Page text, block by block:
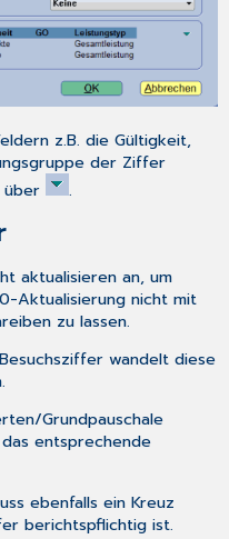
z.B. die Gültigkeit,
der Ziffer
über
.
aktualisierenan, um
Aktualisierung nicht mit
zu lassen.
Besuchszifferwandelt diese
Grundpauschale
entsprechende
ebenfalls ein Kreuz
berichtspflichtig ist.